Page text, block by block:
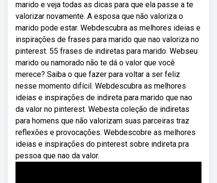
marido e veja todas as dicas para que ela passe a te
valorizar novamente. A esposa que não valoriza o
marido pode estar. Webdescubra as melhores ideias e
inspirações de frases para marido que nao valoriza no
pinterest. 55 frases de indiretas para marido. Webseu
marido ou namorado não te dá o valor que você
merece? Saiba o que fazer para voltar a ser feliz
nesse momento difícil. Webdescubra as melhores
ideias e inspirações de indireta para marido que nao
da valor no pinterest. Webesta coleção de indiretas
para homens que não valorizam suas parceiras traz
reflexões e provocações. Webdescobre as melhores
ideias e inspirações do pinterest sobre indireta pra
pessoa que nao da valor.